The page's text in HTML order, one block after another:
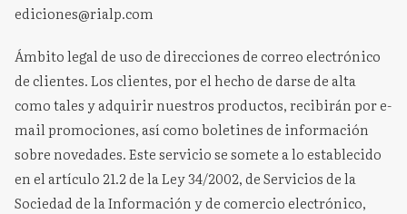
ediciones@rialp.com
Ámbito legal de uso de direcciones de correo electrónico
de clientes. Los clientes, por el hecho de darse de alta
como tales y adquirir nuestros productos, recibirán por e-
mail promociones, así como boletines de información
sobre novedades. Este servicio se somete a lo establecido
en el artículo 21.2 de la Ley 34/2002, de Servicios de la
Sociedad de la Información y de comercio electrónico,